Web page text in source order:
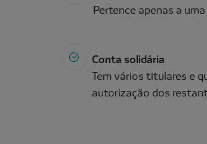
Pertence apenas a
Conta solidária
Tem vários titulares e
autorização dos